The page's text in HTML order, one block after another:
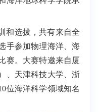
和选拔，共有来自全
手参加物理海洋、海
赛。大赛特邀来自厦
、天津科技大学、浙
位海洋科学领域知名